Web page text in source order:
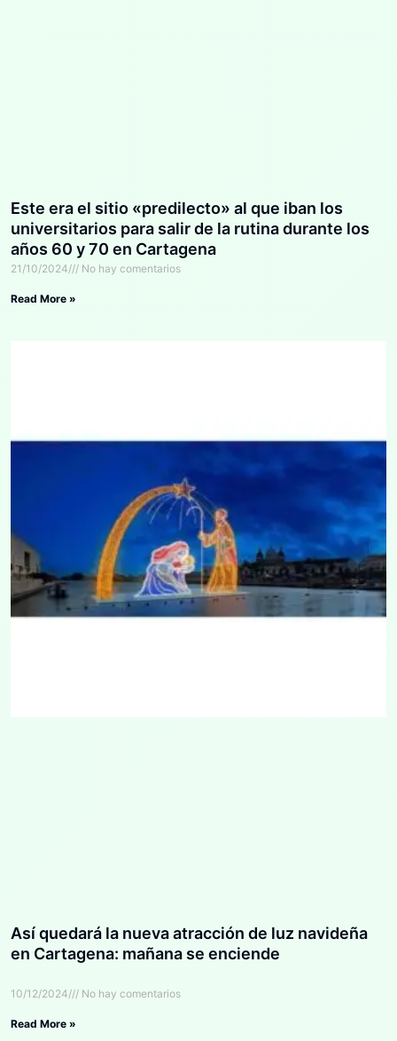
Este era el sitio «predilecto» al que iban los
universitarios para salir de la rutina durante los
años 60 y 70 en Cartagena
21/10/2024 No hay comentarios
Read More »
Así quedará la nueva atracción de luz navideña
en Cartagena: mañana se enciende
10/12/2024 No hay comentarios
Read More »